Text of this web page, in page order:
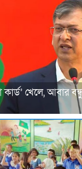
কার্ড’ খেলে, আবার